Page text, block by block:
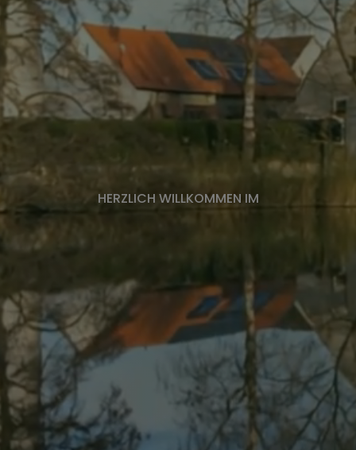
HERZLICH WILLKOMMEN IM